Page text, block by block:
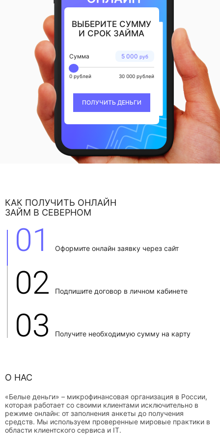
ВЫБЕРИТЕ СУММУ
И СРОК ЗАЙМА
5 000 руб
Сумма
0 рублей 30 000 рублей
ПОЛУЧИТЬ ДЕНЬГИ
КАК ПОЛУЧИТЬ ОНЛАЙН
ЗАЙМ В СЕВЕРНОМ
01 Оформите онлайн заявку через сайт
02 Подпишите договор в личном кабинете
03 Получите необходимую сумму на карту
О НАС
«Белые деньги» – микрофинансовая организация в России,
которая работает со своими клиентами исключительно в
режиме онлайн: от заполнения анкеты до получения
средств. Мы используем проверенные мировые практики в
области клиентского сервиса и IT.